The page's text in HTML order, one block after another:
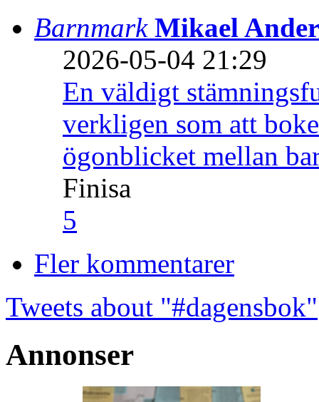
Barnmark Mikael
2026-05-04 21:29
En väldigt
verkligen som att
ögonblicket mellan
Finisa
5
Fler kommentarer
Tweets about "#dagensbok"
Annonser